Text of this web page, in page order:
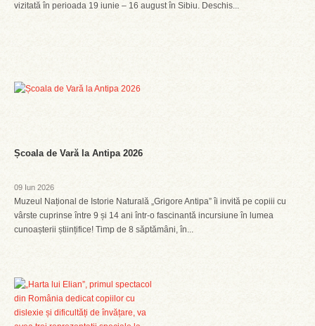
vizitată în perioada 19 iunie – 16 august în Sibiu. Deschis...
Școala de Vară la Antipa 2026
09 Iun 2026
Muzeul Național de Istorie Naturală „Grigore Antipa” îi invită pe copiii cu
vârste cuprinse între 9 și 14 ani într-o fascinantă incursiune în lumea
cunoașterii științifice! Timp de 8 săptămâni, în...